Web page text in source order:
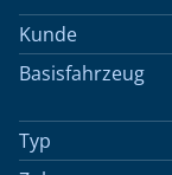
Kunde
Basisfahrzeug
Typ